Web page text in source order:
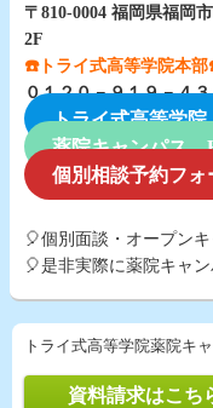
〒810-0004 福岡県福岡
2F
☎️トライ式高等学院本
０１２０－９１９－４
トライ式高等学
薬院キャンパス
個別相談予約フォ
🎈個別面談・オープン
🎈是非実際に薬院キャ
トライ式高等学院薬院キ
資料請求はこち